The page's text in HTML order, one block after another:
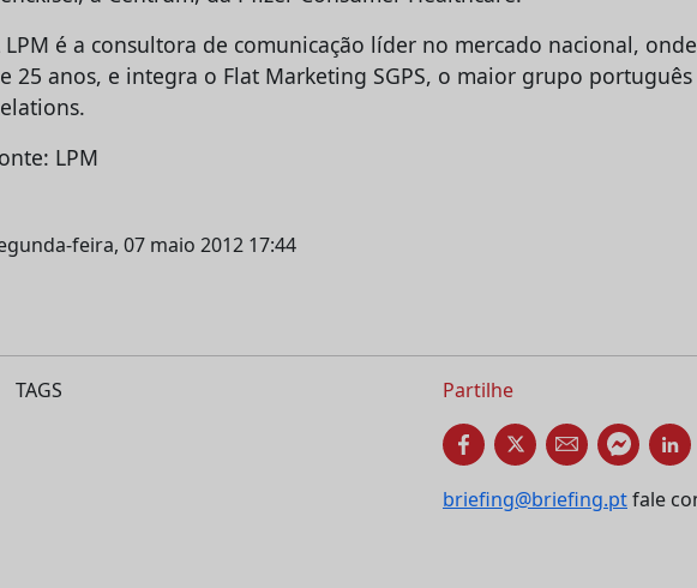
LPM é a consultora de comunicação líder no mercado nacional,
25 anos, e integra o Flat Marketing SGPS, o maior grupo
LPM
feira, 07 maio 2012 17:44
TAGS Partilhe
briefing@briefing.ptfale